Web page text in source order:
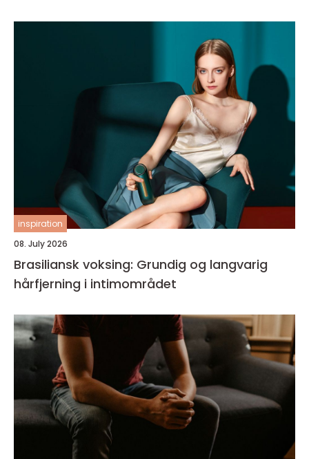
inspiration
08. July 2026
Brasiliansk voksing: Grundig og langvarig
hårfjerning i intimområdet